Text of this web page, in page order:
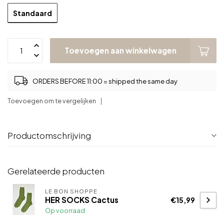
Standaard
Toevoegen aan winkelwagen
ORDERS BEFORE 11:00 = shipped the same day
Toevoegen om te vergelijken
Productomschrijving
Gerelateerde producten
LE BON SHOPPE
HER SOCKS Cactus
Op voorraad
€15,99